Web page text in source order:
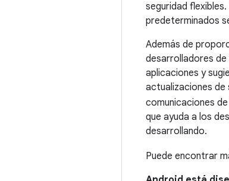
seguridad
predeterminados
Además de
desarrolladores de
aplicaciones y
actualizaciones de
comunicaciones
que ayuda a los
desarrollando.
Puede encontrar